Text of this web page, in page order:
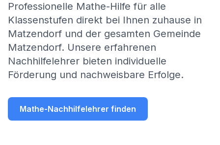
Professionelle Mathe-Hilfe für alle
Klassenstufen direkt bei Ihnen zuhause in
Matzendorf und der gesamten Gemeinde
Matzendorf. Unsere erfahrenen
Nachhilfelehrer bieten individuelle
Förderung und nachweisbare Erfolge.
Mathe-Nachhilfelehrer finden